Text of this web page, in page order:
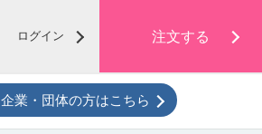
ログイン 注文する
企業・団体の方はこちら